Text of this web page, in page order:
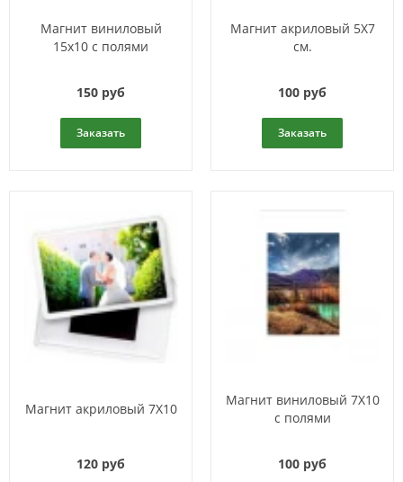
Магнит виниловый
15х10 с полями
150 руб
Заказать
Магнит акриловый 5Х7
см.
100 руб
Заказать
Магнит акриловый 7Х10
120 руб
Магнит виниловый 7X10
с полями
100 руб